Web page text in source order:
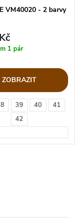
39 40
41
42
VM40020 - 2 barvy
1 pár
ZOBRAZIT